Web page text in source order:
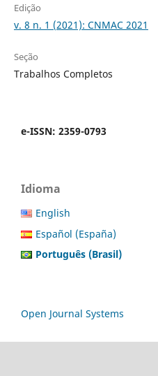
Edição
v. 8 n. 1 (2021): CNMAC 2021
Seção
Trabalhos Completos
e-ISSN: 2359-0793
Idioma
English
Español (España)
Português (Brasil)
Open Journal Systems